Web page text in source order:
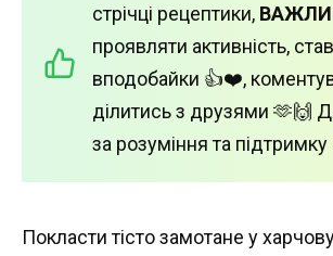
стрічці рецептики,
проявляти активність,
вподобайки 👍❤️,
ділитись з друзями 🫶🙌
за розуміння та
Покласти тісто замотане у